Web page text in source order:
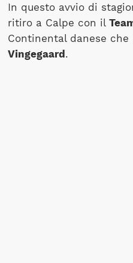
In questo avvio di
ritiro a Calpe con il
Continental danese
Vingegaard .